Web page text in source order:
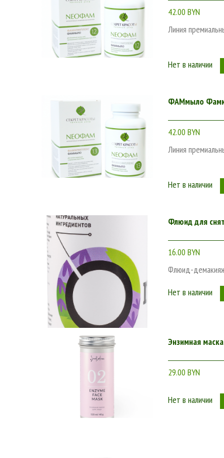
42.00 BYN
Линия
Нет в наличии
ФАМмыло
42.00 BYN
Линия
Нет в наличии
Флюид для
16.00 BYN
Флюид-
Нет в наличии
Энзимная
29.00 BYN
Нет в наличии